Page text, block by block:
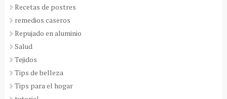
Recetas de postres
remedios caseros
Repujado en aluminio
Salud
Tejidos
Tips de belleza
Tips para el hogar